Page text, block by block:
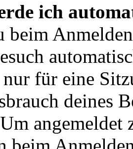
ich
beim
für eine
deines
angemeldet